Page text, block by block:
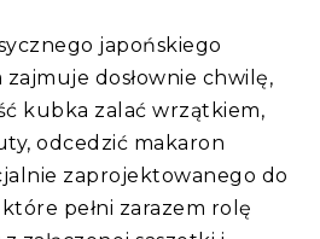
japońskiego
dosłownie chwilę,
kubka zalać wrzątkiem,
odcedzić makaron
zaprojektowanego do
pełni zarazem rolę